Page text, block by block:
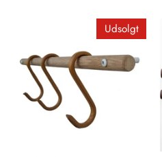
Udsolgt